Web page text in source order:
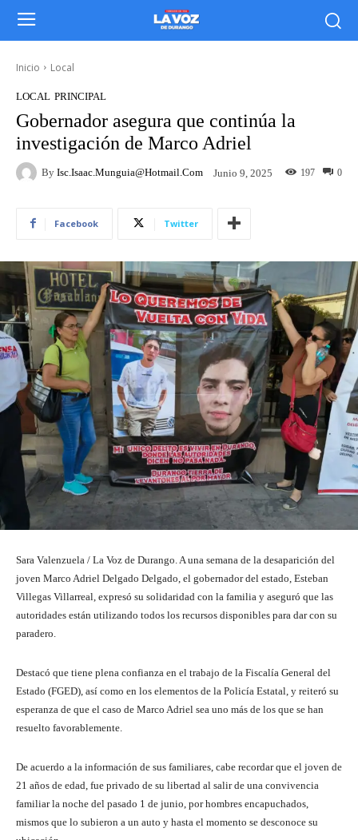
Inicio Local
LOCAL PRINCIPAL
Gobernador asegura que continúa la
investigación de Marco Adriel
By Isc.isaac.munguia@hotmail.com Junio 9, 2025 0
197
Facebook Twitter
Sara Valenzuela / La Voz de Durango. A una semana de la desaparición del
joven Marco Adriel Delgado Delgado, el gobernador del estado, Esteban
Villegas Villarreal, expresó su solidaridad con la familia y aseguró que las
autoridades están utilizando todos los recursos disponibles para dar con su
paradero.
Destacó que tiene plena confianza en el trabajo de la Fiscalía General del
Estado (FGED), así como en los elementos de la Policía Estatal, y reiteró su
esperanza de que el caso de Marco Adriel sea uno más de los que se han
resuelto favorablemente.
De acuerdo a la información de sus familiares, cabe recordar que el joven de
21 años de edad, fue privado de su libertad al salir de una convivencia
familiar la noche del pasado 1 de junio, por hombres encapuchados,
mismos que lo subieron a un auto y hasta el momento se desconoce su